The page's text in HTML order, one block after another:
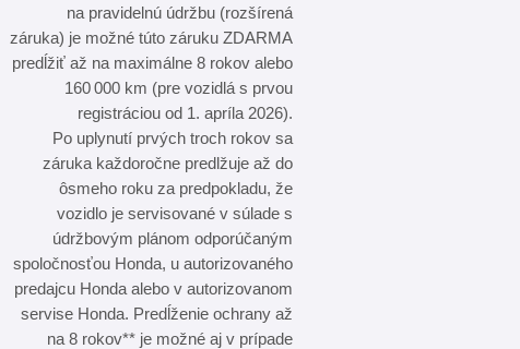
na pravidelnú údržbu (rozšírená
záruka) je možné túto záruku ZDARMA
predĺžiť až na maximálne 8 rokov alebo
160 000 km (pre vozidlá s prvou
registráciou od 1. apríla 2026).
Po uplynutí prvých troch rokov sa
záruka každoročne predlžuje až do
ôsmeho roku za predpokladu, že
vozidlo je servisované v súlade s
údržbovým plánom odporúčaným
spoločnosťou Honda, u autorizovaného
predajcu Honda alebo v autorizovanom
servise Honda. Predĺženie ochrany až
na 8 rokov** je možné aj v prípade